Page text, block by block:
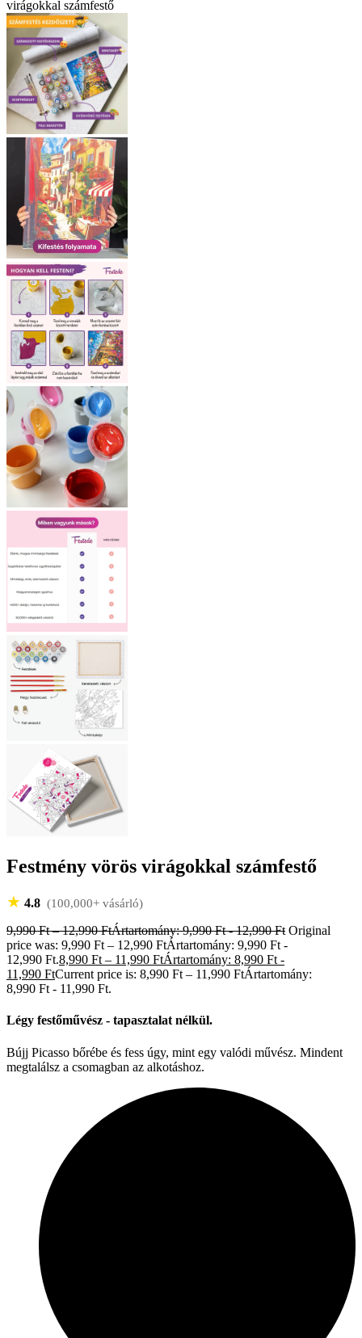
Festmény vörös virágokkal számfestő
★ 4.8 (100,000+ vásárló)
9,990Ft – 12,990FtÁrtartomány: 9,990 Ft - 12,990 Ft Original
price was: 9,990 Ft – 12,990 FtÁrtartomány: 9,990 Ft -
12,990 Ft.8,990 Ft – 11,990 FtÁrtartomány: 8,990 Ft -
11,990 FtCurrent price is: 8,990 Ft – 11,990 FtÁrtartomány:
8,990 Ft - 11,990 Ft.
Légy festőművész - tapasztalat nélkül.
Bújj Picasso bőrébe és fess úgy, mint egy valódi művész. Mindent
megtalálsz a csomagban az alkotáshoz.